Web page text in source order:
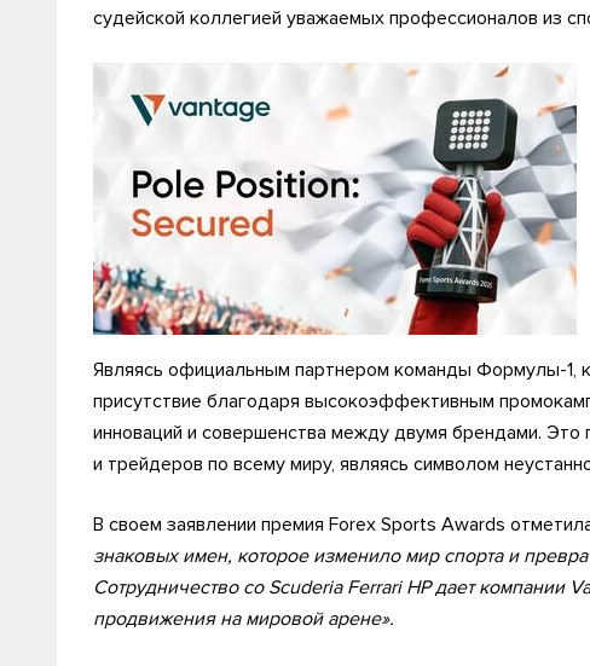
судейской коллегией уважаемых профессионалов из
Являясь официальным партнером команды Формулы-1,
присутствие благодаря высокоэффективным
инноваций и совершенства между двумя брендами. Это
и трейдеров по всему миру, являясь символом
В своем заявлении премия Forex Sports Awards
знаковых имен, которое изменило мир спорта и
Сотрудничество со Scuderia Ferrari HP дает компании
продвижения на мировой арене».